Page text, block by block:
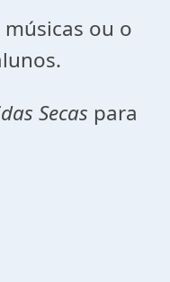
ou o
Secas para